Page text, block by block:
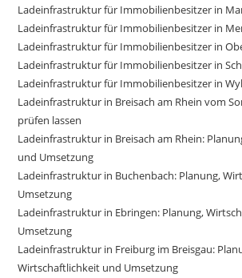
Ladeinfrastruktur für Immobilienbesitzer in
Ladeinfrastruktur für Immobilienbesitzer in
Ladeinfrastruktur für Immobilienbesitzer in
Ladeinfrastruktur für Immobilienbesitzer in
Ladeinfrastruktur für Immobilienbesitzer in
Ladeinfrastruktur in Breisach am Rhein vom
prüfen lassen
Ladeinfrastruktur in Breisach am Rhein:
und Umsetzung
Ladeinfrastruktur in Buchenbach: Planung,
Umsetzung
Ladeinfrastruktur in Ebringen: Planung,
Umsetzung
Ladeinfrastruktur in Freiburg im Breisgau:
Wirtschaftlichkeit und Umsetzung